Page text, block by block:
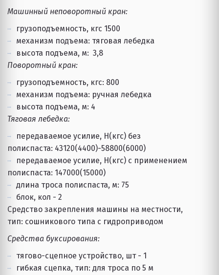
Машинный неповоротный кран:
грузоподъемность, кгс 1500
механизм подъема: тяговая лебедка
высота подъема, м:  3,8
Поворотный кран:
грузоподъемность, кгс: 800
механизм подъема: ручная лебедка
высота подъема, м: 4
Тяговая лебедка:
передаваемое усилие, Н(кгс) без
полиспаста: 43120(4400)-58800(6000)
передаваемое усилие, Н(кгс) с применением
полиспаста: 147000(15000)
длина троса полиспаста, м: 75
блок, кол - 2
Средство закрепления машины на местности,
тип: сошникового типа с гидроприводом
Средства буксирования:
тягово-сцепное устройство, шт - 1
гибкая сцепка, тип: для троса по 5 м